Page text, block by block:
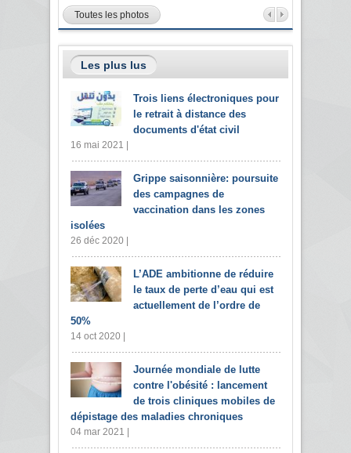
Toutes les photos
Les plus lus
Trois liens électroniques pour
le retrait à distance des
documents d'état civil
16 mai 2021 |
Grippe saisonnière: poursuite
des campagnes de
vaccination dans les zones
isolées
26 déc 2020 |
L’ADE ambitionne de réduire
le taux de perte d’eau qui est
actuellement de l’ordre de
50%
14 oct 2020 |
Journée mondiale de lutte
contre l'obésité : lancement
de trois cliniques mobiles de
dépistage des maladies chroniques
04 mar 2021 |